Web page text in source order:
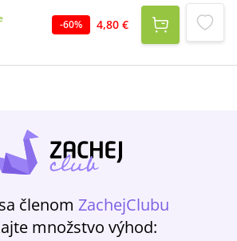
rozptýliť, pobaviť a dať mu novú nádej a chuť
do života. Skúste to aj vy. Tu je zopár nových,
ktoré ste ešte nečítali.
-60% 4,80 €
členom ZachejClubu
množstvo výhod: